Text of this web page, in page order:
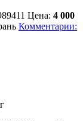
Цена: 4 000
Комментарии: